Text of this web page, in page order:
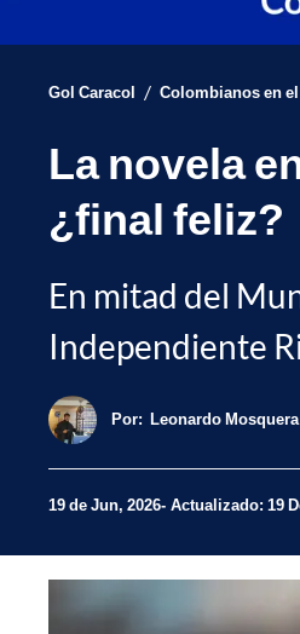
Gol Caracol / Colombianos en
La novela
¿final feliz?
En mitad del
Independiente
Por: Leonardo
19 de Jun, 2026 Actualizado: 19